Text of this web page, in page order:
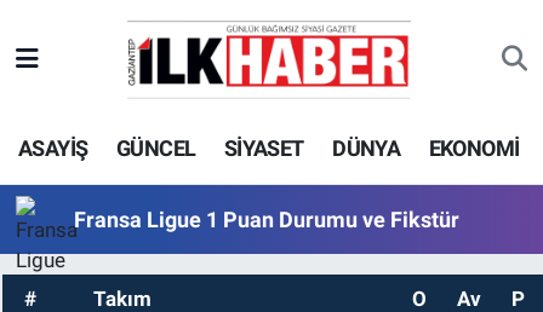
ASAYİŞ GÜNCEL SİYASET DÜNYA EKONOMİ
Fransa Ligue 1 Puan Durumu ve Fikstür
# Takım O Av
P
EKONOMİ
SİYASET
SAĞLIK
SPOR
Beyoğlu Hava Durumu
Beyoğlu Trafik Yoğunluk Haritası
Süper Lig Puan Durumu ve Fikstür
Tüm Manşetler